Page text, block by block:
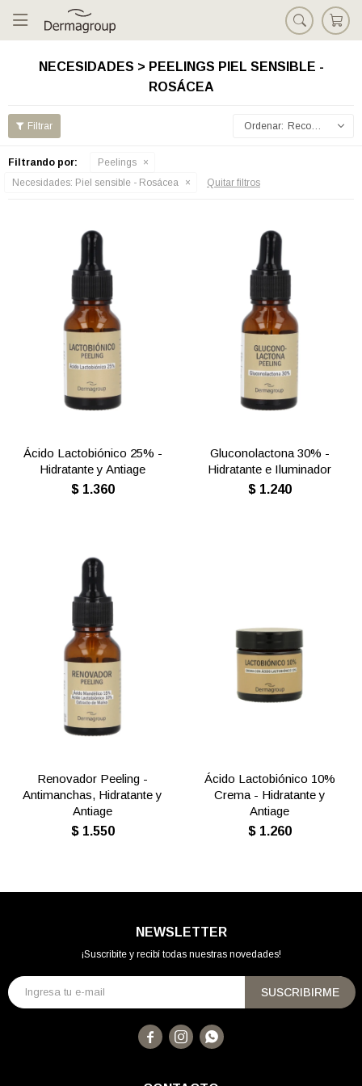

NECESIDADES > PEELINGS PIEL SENSIBLE -
ROSÁCEA
Recomendados
Filtrando por:
Peelings
Necesidades: Piel sensible - Rosácea Quitar filtros
Ácido Lactobiónico 25% -
Hidratante y Antiage
$ 1.360
Gluconolactona 30% -
Hidratante e Iluminador
$ 1.240
Renovador Peeling -
Antimanchas, Hidratante y
Antiage
$ 1.550
Ácido Lactobiónico 10%
Crema - Hidratante y
Antiage
$ 1.260
NEWSLETTER
¡Suscribite y recibí todas nuestras novedades!
SUSCRIBIRME
  